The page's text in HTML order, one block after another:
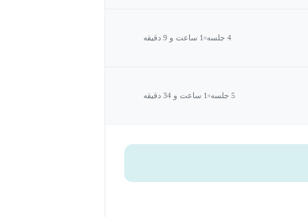
4 جلسه 1 ساعت و 9 دقیقه
5 جلسه 1 ساعت و 34 دقیقه